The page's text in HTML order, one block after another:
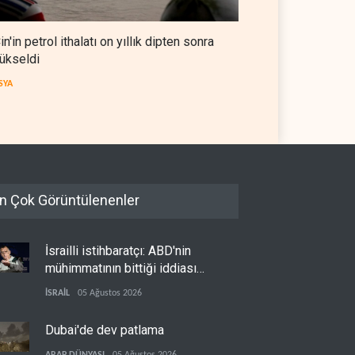
petrol ithalatı on yıllık dipten sonra
Çok Görüntülenenler
İsrailli istihbaratçı: ABD'nin
mühimmatının bittiği iddiası
bir iç kavga
İSRAİL 05 Ağustos 2026
Dubai'de dev patlama